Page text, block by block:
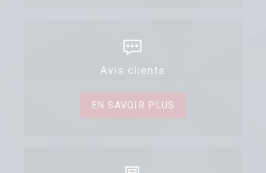
Avis clients
EN SAVOIR PLUS